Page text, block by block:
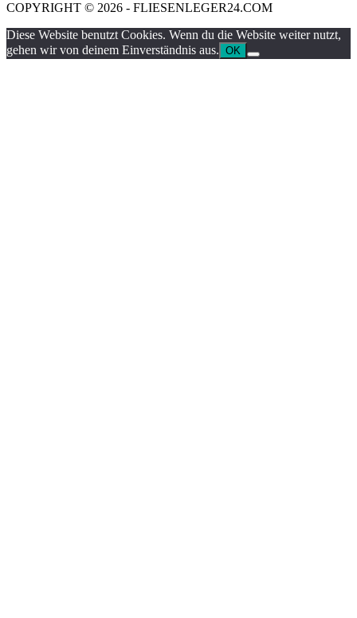
COPYRIGHT © 2026 - FLIESENLEGER24.COM
Diese Website benutzt Cookies. Wenn du die Website weiter nutzt,
gehen wir von deinem Einverständnis aus. OK